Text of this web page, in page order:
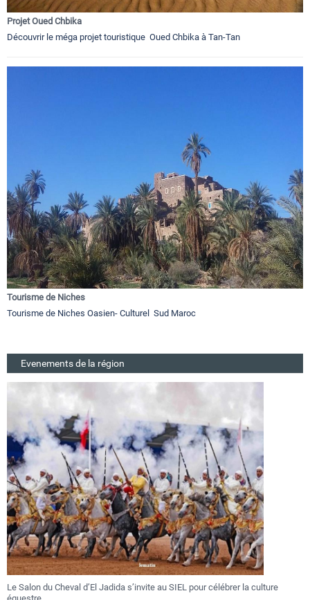
Projet Oued Chbika
Découvrir le méga projet touristique Oued Chbika à Tan-Tan
Tourisme de Niches
Tourisme de Niches Oasien- Culturel Sud Maroc
Evenements de la région
Salon du Cheval d’El Jadida s’invite au SIEL pour célébrer la culture